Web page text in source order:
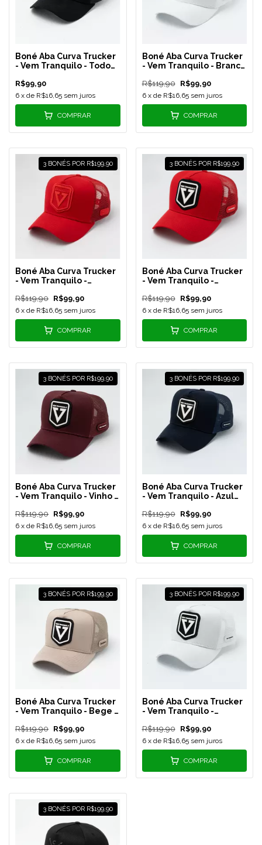
Boné Aba Curva Trucker
- Vem Tranquilo - Todo
R$99,90
6 x de R$16,65 sem juros
COMPRAR
Boné Aba Curva Trucker
- Vem Tranquilo - Branco
R$119,90 R$99,90
6 x de R$16,65 sem juros
COMPRAR
3 BONÉS POR R$199,90
Boné Aba Curva Trucker
- Vem Tranquilo -
R$119,90 R$99,90
6 x de R$16,65 sem juros
COMPRAR
3 BONÉS POR R$199,90
Boné Aba Curva Trucker
- Vem Tranquilo -
201
R$119,90 R$99,90
6 x de R$16,65 sem juros
COMPRAR
3 BONÉS POR R$199,90
Boné Aba Curva Trucker
- Vem Tranquilo - Vinho -
R$119,90 R$99,90
6 x de R$16,65 sem juros
COMPRAR
3 BONÉS POR R$199,90
Boné Aba Curva Trucker
- Vem Tranquilo - Azul
R$119,90 R$99,90
6 x de R$16,65 sem juros
COMPRAR
3 BONÉS POR R$199,90
Boné Aba Curva Trucker
- Vem Tranquilo - Bege -
R$119,90 R$99,90
6 x de R$16,65 sem juros
COMPRAR
3 BONÉS POR R$199,90
Boné Aba Curva Trucker
- Vem Tranquilo -
R$119,90 R$99,90
6 x de R$16,65 sem juros
COMPRAR
3 BONÉS POR R$199,90